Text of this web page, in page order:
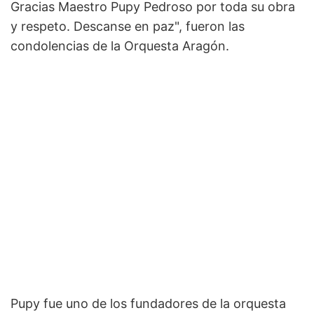
Gracias Maestro Pupy Pedroso por toda su obra
y respeto. Descanse en paz", fueron las
condolencias de la Orquesta Aragón.
Pupy fue uno de los fundadores de la orquesta